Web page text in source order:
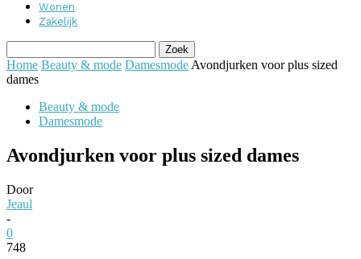
Wonen
Zakelijk
Home Beauty & mode Damesmode Avondjurken voor plus sized
dames
Beauty & mode
Damesmode
Avondjurken voor plus sized dames
Door
Jeaul
-
0
748